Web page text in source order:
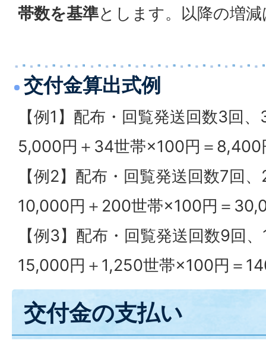
帯数を基準とします。以降の増
交付金算出式例
【例1】配布・回覧発送回数3回
5,000円＋34世帯×100円＝8,400
【例2】配布・回覧発送回数7回
10,000円＋200世帯×100円＝
【例3】配布・回覧発送回数9回
15,000円＋1,250世帯×100円＝
交付金の支払い